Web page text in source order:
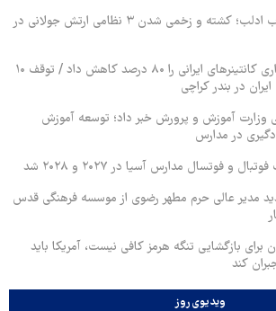
درگیری شدید در جنوب ادلب؛ کشته و زخمی شدن ۳ نظامی ارتش جولانی در
پاکستان هزینه انبارداری کانتینرهای ایرانی را ۸۰ درصد کاهش داد / توقف ۱۰
در بندر کراچی
وزارت آموزش و پرورش خبر داد؛ توسعه آموزش
در مدارس
و فوتسال مدارس آسیا در ۲۰۲۷ و ۲۰۲۸ شد
مدیر عالی حرم مطهر رضوی از موسسه فرهنگی قدس
برای بازگشایی تنگه هرمز کافی نیست، آمریکا باید
کند
ویدیوی روز